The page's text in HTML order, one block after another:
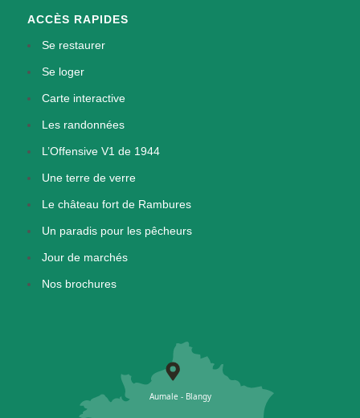
ACCÈS RAPIDES
Se restaurer
Se loger
Carte interactive
Les randonnées
L’Offensive V1 de 1944
Une terre de verre
Le château fort de Rambures
Un paradis pour les pêcheurs
Jour de marchés
Nos brochures